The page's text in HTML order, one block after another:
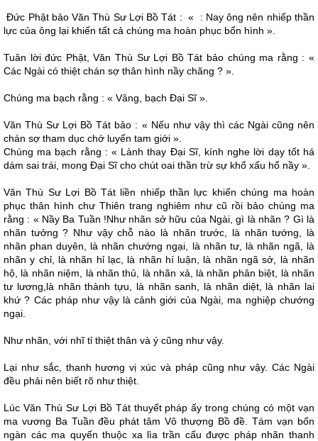
Ðức Phật bảo Văn Thù Sư Lợi Bồ Tát : « : Nay ông nên nhiếp thần
lực của ông lại khiến tất cả chúng ma hoàn phục bổn hình ».
Tuân lời đức Phật, Văn Thù Sư Lợi Bồ Tát bảo chúng ma rằng : «
Các Ngài có thiệt chán sợ thân hình nầy chăng ? ».
Chúng ma bạch rằng : « Vâng, bạch Ðại Sĩ ».
Văn Thù Sư Lợi Bồ Tát bảo : « Nếu như vậy thì các Ngài cũng nên
chán sợ tham dục chớ luyến tam giới ».
Chúng ma bạch rằng : « Lành thay Ðại Sĩ, kính nghe lời dạy tốt há
dám sai trái, mong Ðại Sĩ cho chút oai thần trừ sự khổ xấu hổ nầy ».
Văn Thù Sư Lợi Bồ Tát liền nhiếp thần lực khiến chúng ma hoàn
phục thân hình chư Thiên trang nghiêm như cũ rồi bảo chúng ma
rằng : « Nầy Ba Tuần !Như nhãn sở hữu của Ngài, gì là nhãn ? Gì là
nhãn tưởng ? Như vậy chỗ nào là nhãn trước, là nhãn tướng, là
nhãn phan duyên, là nhãn chướng ngại, là nhãn tư, là nhãn ngã, là
nhãn y chỉ, là nhãn hỉ lạc, là nhãn hí luận, là nhãn ngã sở, là nhãn
hộ, là nhãn niệm, là nhãn thủ, là nhãn xả, là nhãn phân biệt, là nhãn
tư lương,là nhãn thành tựu, là nhãn sanh, là nhãn diệt, là nhãn lai
khứ ? Các pháp như vậy là cảnh giới của Ngài, ma nghiệp chướng
ngại.
Như nhãn, với nhĩ tỉ thiệt thân và ý cũng như vậy.
Lại như sắc, thanh hương vị xúc và pháp cũng như vậy. Các Ngài
đều phải nên biết rõ như thiệt.
Lúc Văn Thù Sư Lợi Bồ Tát thuyết pháp ấy trong chúng có một vạn
ma vương Ba Tuần đều phát tâm Vô thượng Bồ đề. Tám vạn bốn
ngàn các ma quyến thuộc xa lìa trần cấu được pháp nhãn thanh